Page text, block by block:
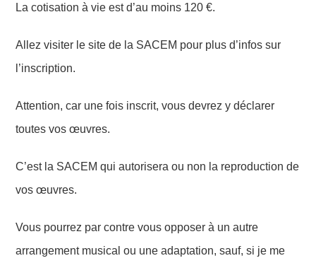
Lacotisation à vieestd’au moins 120 €.
Allez visiter le site de la SACEM pour plus d’infos sur
l’inscription.
Attention,car une fois inscrit, vous devrez y déclarer
toutes vos œuvres.
C’est la SACEM qui autorisera ou non la reproduction de
vos œuvres.
Vous pourrez par contre vous opposer à un autre
arrangement musical ou une adaptation, sauf, si je me